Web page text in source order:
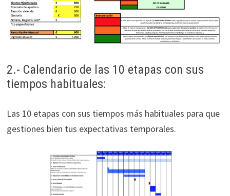
2.- Calendario de las 10 etapas con sus
tiempos habituales:
Las 10 etapas con sus tiempos más habituales para que
gestiones bien tus expectativas temporales.